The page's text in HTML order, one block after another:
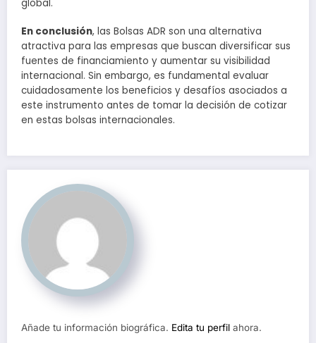
global.
En conclusión, las Bolsas ADR son una alternativa
atractiva para las empresas que buscan diversificar sus
fuentes de financiamiento y aumentar su visibilidad
internacional. Sin embargo, es fundamental evaluar
cuidadosamente los beneficios y desafíos asociados a
este instrumento antes de tomar la decisión de cotizar
en estas bolsas internacionales.
Añade tu información biográfica. Edita tu perfil ahora.